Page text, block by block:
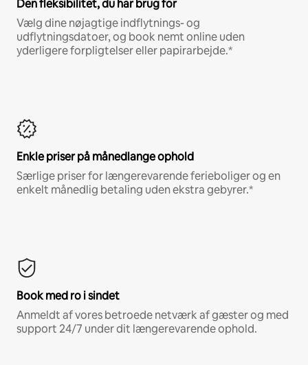
Den fleksibilitet, du har brug for
Vælg dine nøjagtige indflytnings- og
udflytningsdatoer, og book nemt online uden
yderligere forpligtelser eller papirarbejde.*
Enkle priser på månedlange ophold
Særlige priser for længerevarende ferieboliger og en
enkelt månedlig betaling uden ekstra gebyrer.*
Book med ro i sindet
Anmeldt af vores betroede netværk af gæster og med
support 24/7 under dit længerevarende ophold.